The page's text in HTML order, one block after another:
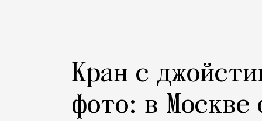
Кран с
фото: в Москве